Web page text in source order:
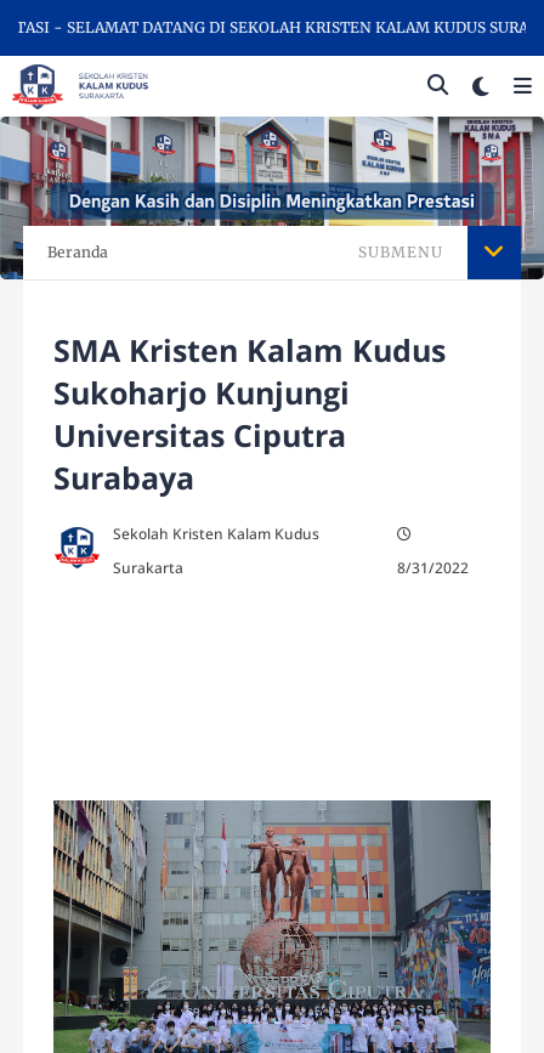
DATANG DI SEKOLAH KRISTEN KALAM KUDUS SURAKARTA,
Beranda SUBMENU
SMA Kristen Kalam Kudus
Sukoharjo Kunjungi
Universitas Ciputra
Surabaya
Sekolah Kristen Kalam Kudus
Surakarta
8/31/2022